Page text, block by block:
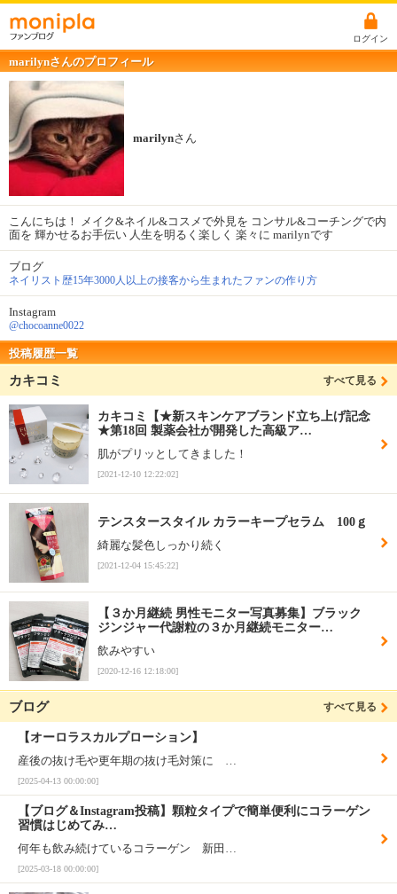
ログイン
marilynさんのプロフィール
marilynさん
こんにちは！ メイク&ネイル&コスメで外見を コンサル&コーチングで内
面を 輝かせるお手伝い 人生を明るく楽しく 楽々に marilynです
ブログ
ネイリスト歴15年3000人以上の接客から生まれたファンの作り方
Instagram
@chocoanne0022
投稿履歴一覧
カキコミ すべて見る
カキコミ【★新スキンケアブランド立ち上げ記念
★第18回 製薬会社が開発した高級ア…
肌がプリッとしてきました！
[2021-12-10 12:22:02]
テンスタースタイル カラーキープセラム 100ｇ
綺麗な髪色しっかり続く
[2021-12-04 15:45:22]
【３か月継続 男性モニター写真募集】ブラック
ジンジャー代謝粒の３か月継続モニター…
飲みやすい
[2020-12-16 12:18:00]
ブログ すべて見る
【オーロラスカルプローション】
産後の抜け毛や更年期の抜け毛対策に …
[2025-04-13 00:00:00]
【ブログ＆Instagram投稿】顆粒タイプで簡単便利にコラーゲン
習慣はじめてみ…
何年も飲み続けているコラーゲン 新田…
[2025-03-18 00:00:00]